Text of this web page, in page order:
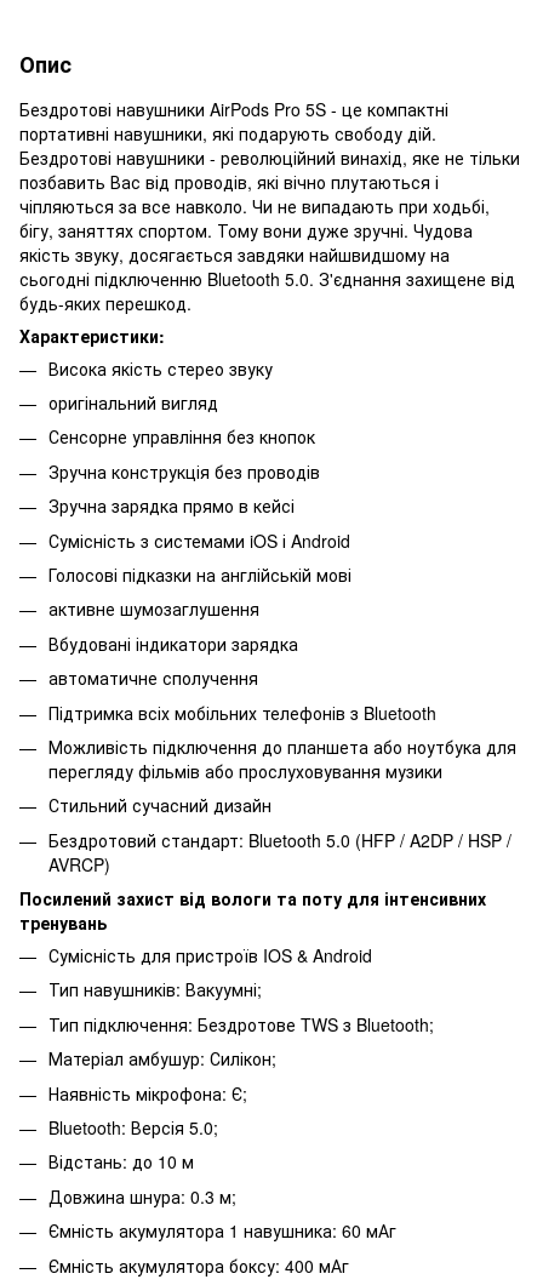
Опис
Бездротові навушники AirPods Pro 5S - це компактні
портативні навушники, які подарують свободу дій.
Бездротові навушники - революційний винахід, яке не тільки
позбавить Вас від проводів, які вічно плутаються і
чіпляються за все навколо. Чи не випадають при ходьбі,
бігу, заняттях спортом. Тому вони дуже зручні. Чудова
якість звуку, досягається завдяки найшвидшому на
сьогодні підключенню Bluetooth 5.0. З'єднання захищене від
будь-яких перешкод.
Характеристики:
Висока якість стерео звуку
оригінальний вигляд
Сенсорне управління без кнопок
Зручна конструкція без проводів
Зручна зарядка прямо в кейсі
Сумісність з системами iOS і Android
Голосові підказки на англійській мові
активне шумозаглушення
Вбудовані індикатори зарядка
автоматичне сполучення
Підтримка всіх мобільних телефонів з Bluetooth
Можливість підключення до планшета або ноутбука для
перегляду фільмів або прослуховування музики
Стильний сучасний дизайн
Бездротовий стандарт: Bluetooth 5.0 (HFP / A2DP / HSP /
AVRCP)
Посилений захист від вологи та поту для інтенсивних
тренувань
Сумісність для пристроїв IOS & Android
Тип навушників: Вакуумні;
Тип підключення: Бездротове TWS з Bluetooth;
Матеріал амбушур: Силікон;
Наявність мікрофона: Є;
Bluetooth: Версія 5.0;
Відстань: до 10 м
Довжина шнура: 0.3 м;
Ємність акумулятора 1 навушника: 60 ​​мАг
Ємність акумулятора боксу: 400 мАг